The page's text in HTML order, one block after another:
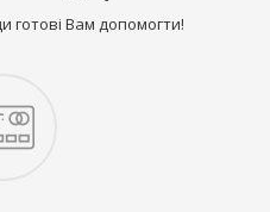
Вам допомогти!